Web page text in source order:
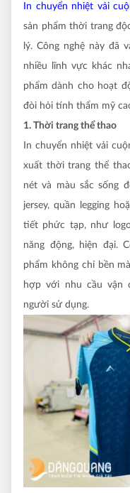
In chuyển nhiệt vải
sản phẩm thời trang
lý. Công nghệ này đã
nhiều lĩnh vực khác
phẩm dành cho hoạt
đòi hỏi tính thẩm mỹ
1. Thời trang thể thao
In chuyển nhiệt vải
xuất thời trang thể
nét và màu sắc sống
jersey, quần legging
tiết phức tạp, như
năng động, hiện đại.
phẩm không chỉ bền
hợp với nhu cầu vận
người sử dụng.